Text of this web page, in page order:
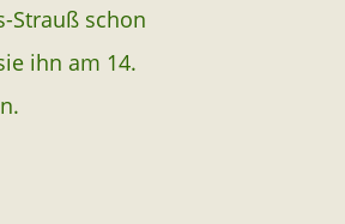
Strauß schon
ihn am 14.